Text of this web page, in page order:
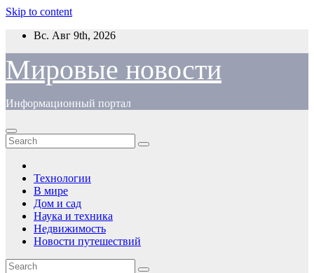
Skip to content
Вс. Авг 9th, 2026
Мировые новости
Информационный портал
Технологии
В мире
Дом и сад
Наука и техника
Недвижимость
Новости путешествий